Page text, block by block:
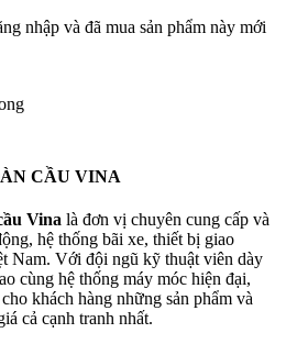
nhập và đã mua sản phẩm này mới
CẦU VINA
Vina là đơn vị chuyên cung cấp và
hệ thống bãi xe, thiết bị giao
Nam. Với đội ngũ kỹ thuật viên dày
cùng hệ thống máy móc hiện đại,
khách hàng những sản phẩm và
cả cạnh tranh nhất.